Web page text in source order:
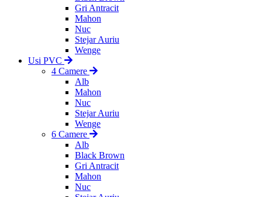
Gri Antracit
Mahon
Nuc
Stejar Auriu
Wenge
Usi PVC
4 Camere
Alb
Mahon
Nuc
Stejar Auriu
Wenge
6 Camere
Alb
Black Brown
Gri Antracit
Mahon
Nuc